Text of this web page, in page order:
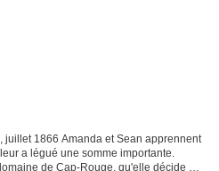
juillet 1866 Amanda et Sean apprennent
a légué une somme importante.
de Cap-Rouge, qu'elle décide de